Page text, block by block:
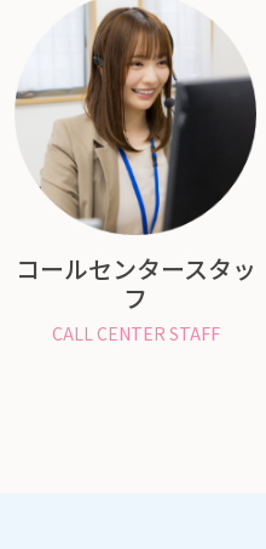
コールセンタースタッ
フ
CALL CENTER STAFF